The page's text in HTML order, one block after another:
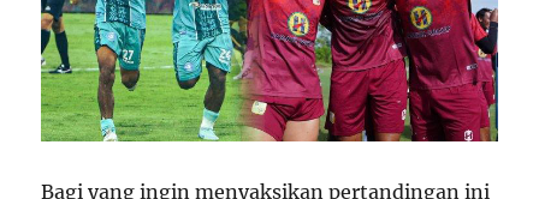
Bagi yang ingin menyaksikan pertandingan ini